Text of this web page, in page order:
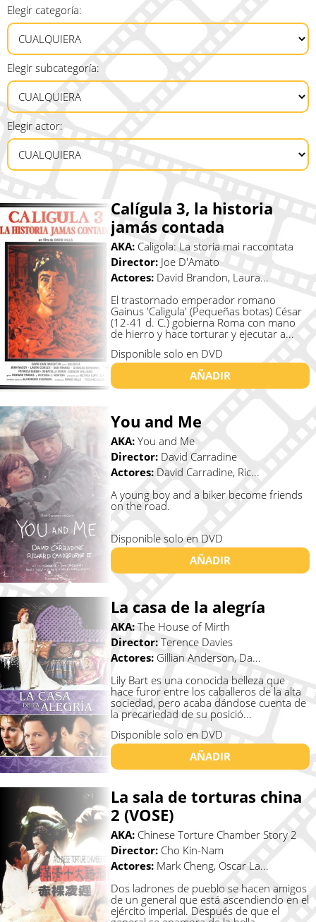
Elegir categoría:
Elegir subcategoría:
Elegir actor:
Calígula 3, la historia
jamás contada
AKA: Caligola: La storia mai raccontata
Director: Joe D'Amato
Actores: David Brandon, Laura...
El trastornado emperador romano
Gainus 'Caligula' (Pequeñas botas) César
(12-41 d. C.) gobierna Roma con mano
de hierro y hace torturar y ejecutar a...
Disponible solo en DVD
AÑADIR
You and Me
AKA: You and Me
Director: David Carradine
Actores: David Carradine, Ric...
A young boy and a biker become friends
on the road.
Disponible solo en DVD
AÑADIR
La casa de la alegría
AKA:The House of Mirth
Director:Terence Davies
Actores: Gillian Anderson, Da...
Lily Bart es una conocida belleza que
hace furor entre los caballeros de la alta
sociedad, pero acaba dándose cuenta de
la precariedad de su posició...
Disponible solo en DVD
AÑADIR
La sala de torturas china
2 (VOSE)
AKA: Chinese Torture Chamber Story 2
Director: Cho Kin-Nam
Actores: Mark Cheng, Oscar La...
Dos ladrones de pueblo se hacen amigos
de un general que está ascendiendo en el
ejército imperial. Después de que el